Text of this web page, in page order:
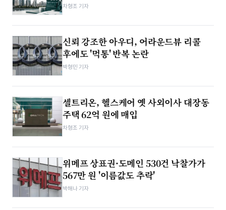
차형조 기자
신뢰 강조한 아우디, 어라운드뷰 리콜
후에도 '먹통' 반복 논란
박형민 기자
셀트리온, 헬스케어 옛 사외이사 대장동
주택 62억 원에 매입
차형조 기자
위메프 상표권·도메인 530건 낙찰가가
567만 원 '이름값도 추락'
박해나 기자